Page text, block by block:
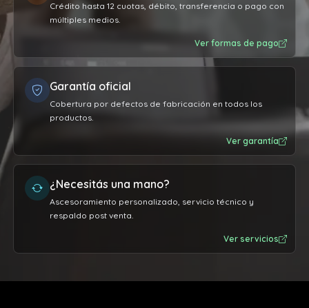
Crédito hasta 12 cuotas, débito, transferencia o pago con
múltiples medios.
Ver formas de pago
Garantía oficial
Cobertura por defectos de fabricación en todos los
productos.
Ver garantía
¿Necesitás una mano?
Ascesoramiento personalizado, servicio técnico y
respaldo post venta.
Ver servicios